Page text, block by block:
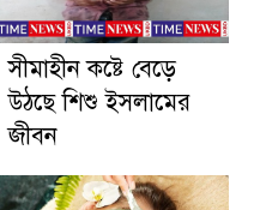
সীমাহীন কষ্টে বেড়ে
উঠছে শিশু ইসলামের
জীবন